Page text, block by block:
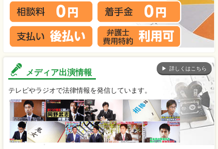
メディア出演情報 詳しくはこちら
テレビやラジオで法律情報を発信しています。